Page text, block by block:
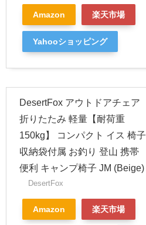
Amazon 楽天市場
Yahooショッピング
DesertFox アウトドアチェア
折りたたみ 軽量【耐荷重
150kg】 コンパクト イス 椅子
収納袋付属 お釣り 登山 携帯
便利 キャンプ椅子 JM (Beige)
DesertFox
Amazon 楽天市場